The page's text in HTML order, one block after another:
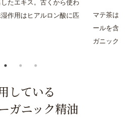
たエキス。古くから使わ
作用はヒアルロン酸に匹
マテ茶は「
ールを含み
ガニックの
している
ガニック精油